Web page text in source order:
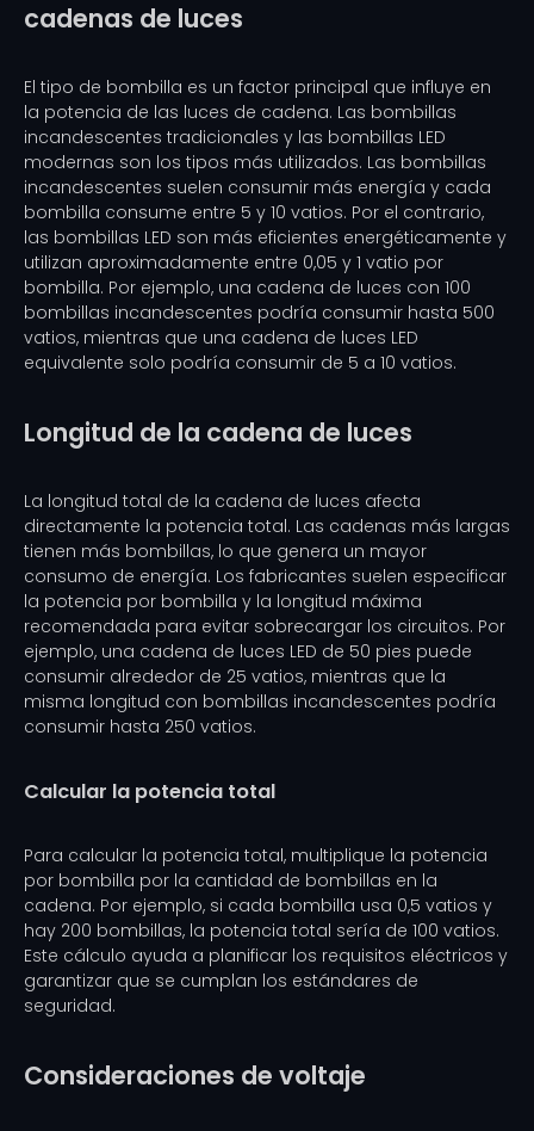
cadenas de luces
El tipo de bombilla es un factor principal que influye en
la potencia de las luces de cadena. Las bombillas
incandescentes tradicionales y las bombillas LED
modernas son los tipos más utilizados. Las bombillas
incandescentes suelen consumir más energía y cada
bombilla consume entre 5 y 10 vatios. Por el contrario,
las bombillas LED son más eficientes energéticamente y
utilizan aproximadamente entre 0,05 y 1 vatio por
bombilla. Por ejemplo, una cadena de luces con 100
bombillas incandescentes podría consumir hasta 500
vatios, mientras que una cadena de luces LED
equivalente solo podría consumir de 5 a 10 vatios.
Longitud de la cadena de luces
La longitud total de la cadena de luces afecta
directamente la potencia total. Las cadenas más largas
tienen más bombillas, lo que genera un mayor
consumo de energía. Los fabricantes suelen especificar
la potencia por bombilla y la longitud máxima
recomendada para evitar sobrecargar los circuitos. Por
ejemplo, una cadena de luces LED de 50 pies puede
consumir alrededor de 25 vatios, mientras que la
misma longitud con bombillas incandescentes podría
consumir hasta 250 vatios.
Calcular la potencia total
Para calcular la potencia total, multiplique la potencia
por bombilla por la cantidad de bombillas en la
cadena. Por ejemplo, si cada bombilla usa 0,5 vatios y
hay 200 bombillas, la potencia total sería de 100 vatios.
Este cálculo ayuda a planificar los requisitos eléctricos y
garantizar que se cumplan los estándares de
seguridad.
Consideraciones de voltaje